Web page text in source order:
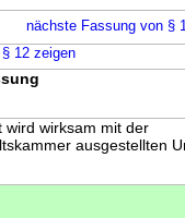
nächste Fassung von §
12 zeigen
wird wirksam mit der
ausgestellten